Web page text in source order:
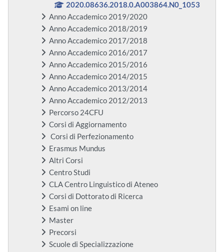
2020.08636.2018.0.A003864.N0_1053
Anno Accademico 2019/2020
Anno Accademico 2018/2019
Anno Accademico 2017/2018
Anno Accademico 2016/2017
Anno Accademico 2015/2016
Anno Accademico 2014/2015
Anno Accademico 2013/2014
Anno Accademico 2012/2013
Percorso 24CFU
Corsi di Aggiornamento
Corsi di Perfezionamento
Erasmus Mundus
Altri Corsi
Centro Studi
CLA Centro Linguistico di Ateneo
Corsi di Dottorato di Ricerca
Esami on line
Master
Precorsi
Scuole di Specializzazione